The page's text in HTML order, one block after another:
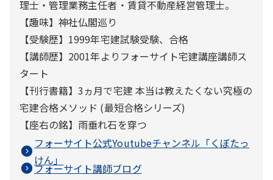
理士・管理業務主任者・賃貸不動産経営管理士。
【趣味】神社仏閣巡り
【受験歴】1999年宅建試験受験、合格
【講師歴】2001年よりフォーサイト宅建講座講師ス
タート
【刊行書籍】3ヵ月で宅建 本当は教えたくない究極の
宅建合格メソッド (最短合格シリーズ)
【座右の銘】雨垂れ石を穿つ
フォーサイト公式Youtubeチャンネル「くぼたっ
けん」
フォーサイト講師ブログ